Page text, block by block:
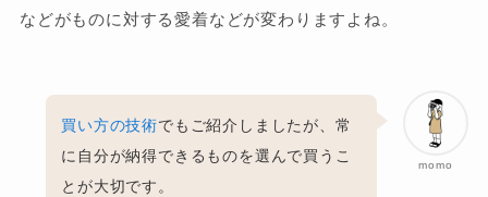
などがものに対する愛着などが変わりますよね。
momo
買い方の技術でもご紹介しましたが、常
に自分が納得できるものを選んで買うこ
とが大切です。